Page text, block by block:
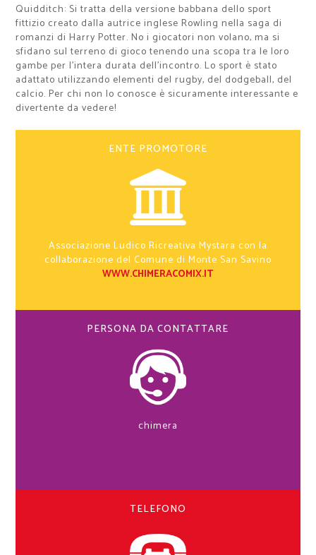
Quidditch: Si tratta della versione babbana dello sport
fittizio creato dalla autrice inglese Rowling nella saga di
romanzi di Harry Potter. No i giocatori non volano, ma si
sfidano sul terreno di gioco tenendo una scopa tra le loro
gambe per l’intera durata dell’incontro. Lo sport è stato
adattato utilizzando elementi del rugby, del dodgeball, del
calcio. Per chi non lo conosce è sicuramente interessante e
divertente da vedere!
ENTE PROMOTORE
Associazione Ludico Ricreativa Mystara con la
collaborazione del Comune di Monte San Savino
WWW.CHIMERACOMIX.IT
PERSONA DA CONTATTARE
chimera
TELEFONO